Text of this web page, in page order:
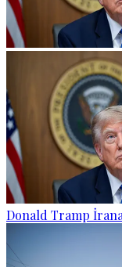
Donald Tramp